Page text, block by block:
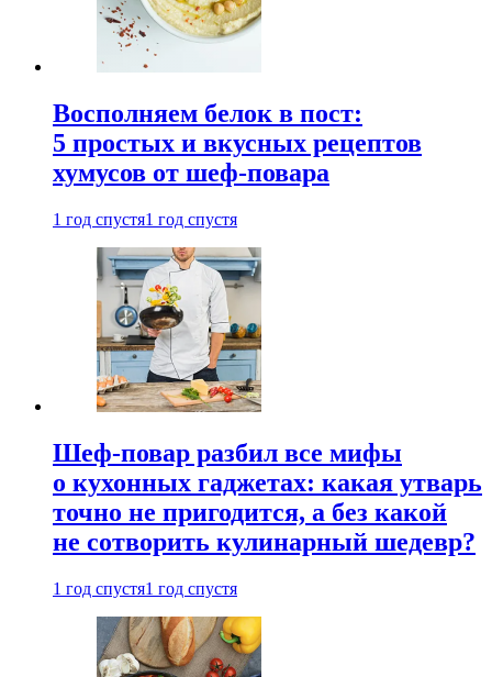
Восполняем белок в пост:
5 простых и вкусных рецептов
хумусов от шеф-повара
1 год спустя1 год спустя
Шеф-повар разбил все мифы
о кухонных гаджетах: какая утварь
точно не пригодится, а без какой
не сотворить кулинарный шедевр?
1 год спустя1 год спустя